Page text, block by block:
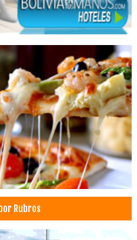
Rubros